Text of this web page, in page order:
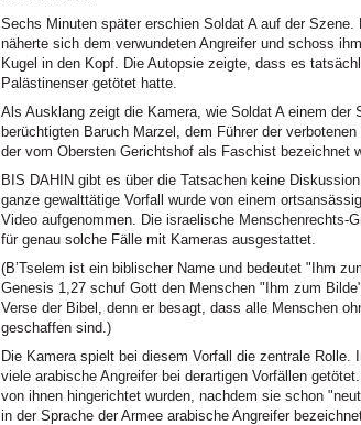
Sechs Minuten später erschien Soldat A auf der
näherte sich dem verwundeten Angreifer und schoss
Kugel in den Kopf. Die Autopsie zeigte, dass es
Palästinenser getötet hatte.
Als Ausklang zeigt die Kamera, wie Soldat A einem der
berüchtigten Baruch Marzel, dem Führer der
der vom Obersten Gerichtshof als Faschist bezeichnet
BIS DAHIN gibt es über die Tatsachen keine
ganze gewalttätige Vorfall wurde von einem
Video aufgenommen. Die israelische Menschenrechts-
für genau solche Fälle mit Kameras ausgestattet.
(B’Tselem ist ein biblischer Name und bedeutet "Ihm
Genesis 1,27 schuf Gott den Menschen "Ihm zum
Verse der Bibel, denn er besagt, dass alle Menschen
geschaffen sind.)
Die Kamera spielt bei diesem Vorfall die zentrale Rolle.
viele arabische Angreifer bei derartigen Vorfällen
von ihnen hingerichtet wurden, nachdem sie schon
in der Sprache der Armee arabische Angreifer